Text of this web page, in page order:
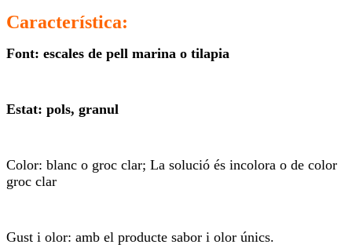
Característica:
Font: escales de pell marina o tilapia
Estat: pols, granul
Color: blanc o groc clar; La solució és incolora o de color
groc clar
Gust i olor: amb el producte sabor i olor únics.